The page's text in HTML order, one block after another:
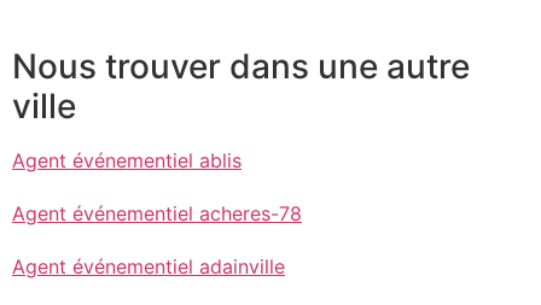
Nous trouver dans une autre
ville
Agent événementiel ablis
Agent événementiel acheres-78
Agent événementiel adainville